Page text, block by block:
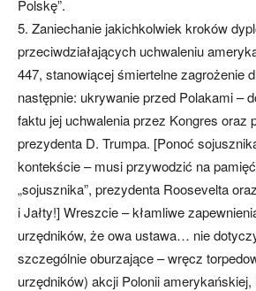
Polskę”.
5. Zaniechanie jakichkolwiek kroków
przeciwdziałających uchwaleniu
447, stanowiącej śmiertelne zagrożenie
następnie: ukrywanie przed Polakami –
faktu jej uchwalenia przez Kongres oraz
prezydenta D. Trumpa. [Ponoć
kontekście – musi przywodzić na
„sojusznika”, prezydenta Roosevelta
i Jałty!] Wreszcie – kłamliwe
urzędników, że owa ustawa… nie
szczególnie oburzające – wręcz
urzędników) akcji Polonii